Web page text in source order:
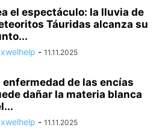
el espectáculo: la lluvia de
Táuridas alcanza su
- 11.11.2025
enfermedad de las encías
dañar la materia blanca
- 11.11.2025